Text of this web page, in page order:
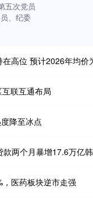
五次党员
、纪委
2026年均价为每吨3400-
联互通布局
降至冰点
款两个月暴增17.6万亿
医药板块逆市走强